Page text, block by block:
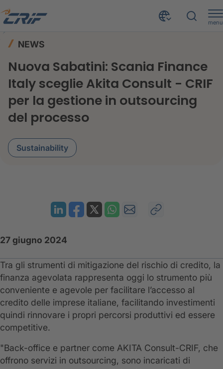
menu
NEWS
Nuova Sabatini: Scania Finance
Italy sceglie Akita Consult - CRIF
per la gestione in outsourcing
del processo
Sustainability
27 giugno 2024
Tra gli strumenti di mitigazione del rischio di credito, la
finanza agevolata rappresenta oggi lo strumento più
conveniente e agevole per facilitare l’accesso al
credito delle imprese italiane, facilitando investimenti
quindi rinnovare i propri percorsi produttivi ed essere
competitive.
"Back-office e partner come AKITA Consult-CRIF, che
offrono servizi in outsourcing, sono incaricati di